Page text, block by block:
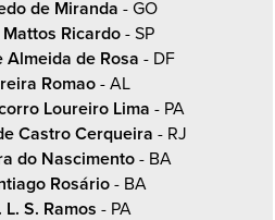
de Miranda - GO
Ricardo- SP
Almeida de Rosa - DF
Romao- AL
Loureiro Lima - PA
Castro Cerqueira - RJ
do Nascimento- BA
Rosário- BA
L. S. Ramos - PA